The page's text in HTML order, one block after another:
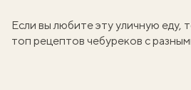
Если вы любите эту уличную еду,
топ рецептов чебуреков с